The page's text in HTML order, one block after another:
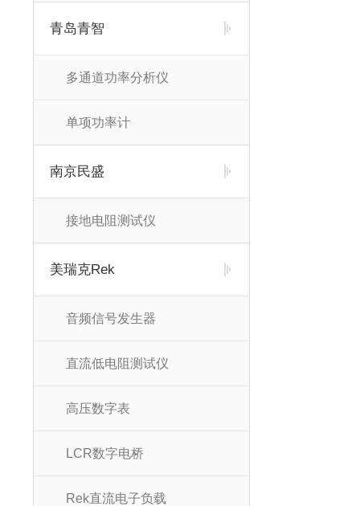
青岛青智
多通道功率分析仪
单项功率计
南京民盛
接地电阻测试仪
美瑞克Rek
音频信号发生器
直流低电阻测试仪
高压数字表
LCR数字电桥
Rek直流电子负载